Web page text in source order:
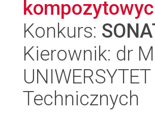
Konkurs:
Kierownik: dr
Technicznych